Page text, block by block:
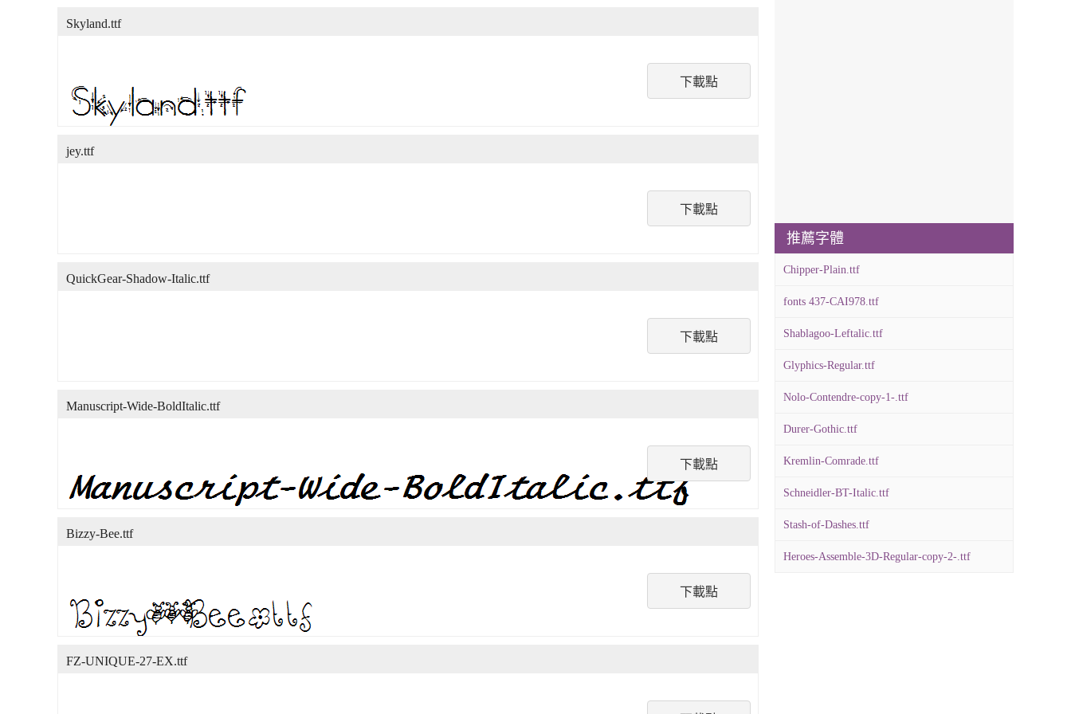
下載點
Skyland.ttf
下載點
jey.ttf
下載點
QuickGear-Shadow-Italic.ttf
下載點
Manuscript-Wide-BoldItalic.ttf
下載點
Bizzy-Bee.ttf
FZ-UNIQUE-27-EX.ttf
推薦字體
Chipper-Plain.ttf
fonts 437-CAI978.ttf
Shablagoo-Leftalic.ttf
Glyphics-Regular.ttf
Nolo-Contendre-copy-1-.ttf
Durer-Gothic.ttf
Kremlin-Comrade.ttf
Schneidler-BT-Italic.ttf
Stash-of-Dashes.ttf
Heroes-Assemble-3D-Regular-copy-2-.ttf